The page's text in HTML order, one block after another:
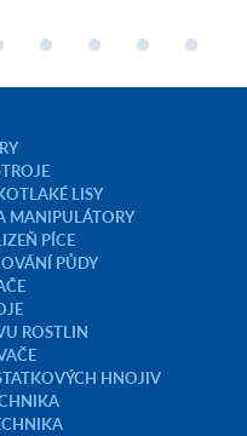
LISY
MANIPULÁTORY
PÍCE
PŮDY
ROSTLIN
HNOJIV